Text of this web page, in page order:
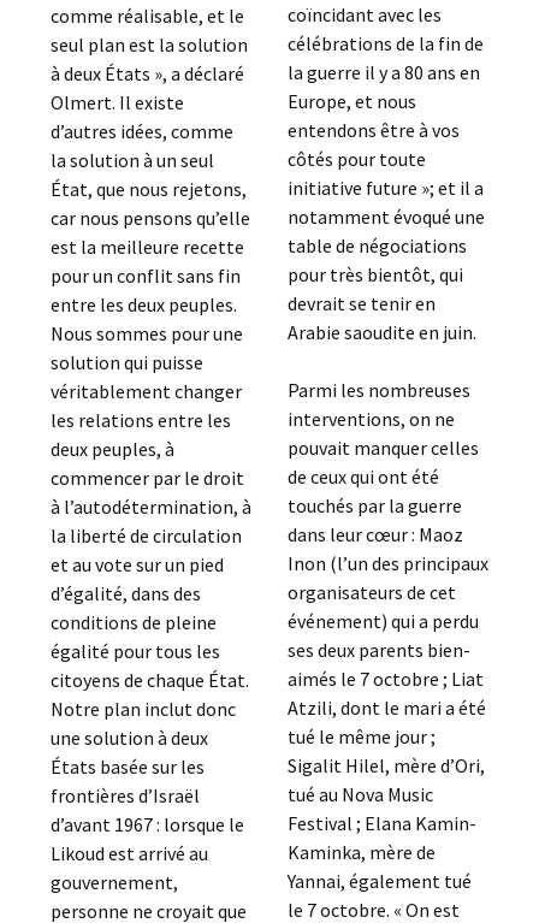
comme réalisable, et le
seul plan est la solution
à deux États », a déclaré
Olmert. Il existe
d’autres idées, comme
la solution à un seul
État, que nous rejetons,
car nous pensons qu’elle
est la meilleure recette
pour un conflit sans fin
entre les deux peuples.
Nous sommes pour une
solution qui puisse
véritablement changer
les relations entre les
deux peuples, à
commencer par le droit
à l’autodétermination, à
la liberté de circulation
et au vote sur un pied
d’égalité, dans des
conditions de pleine
égalité pour tous les
citoyens de chaque État.
Notre plan inclut donc
une solution à deux
États basée sur les
frontières d’Israël
d’avant 1967 : lorsque le
Likoud est arrivé au
gouvernement,
personne ne croyait que
coïncidant avec les
célébrations de la fin de
la guerre il y a 80 ans en
Europe, et nous
entendons être à vos
côtés pour toute
initiative future »; et il a
notamment évoqué une
table de négociations
pour très bientôt, qui
devrait se tenir en
Arabie saoudite en juin.
Parmi les nombreuses
interventions, on ne
pouvait manquer celles
de ceux qui ont été
touchés par la guerre
dans leur cœur : Maoz
Inon (l’un des principaux
organisateurs de cet
événement) qui a perdu
ses deux parents bien-
aimés le 7 octobre ; Liat
Atzili, dont le mari a été
tué le même jour ;
Sigalit Hilel, mère d’Ori,
tué au Nova Music
Festival ; Elana Kamin-
Kaminka, mère de
Yannai, également tué
le 7 octobre. « On est